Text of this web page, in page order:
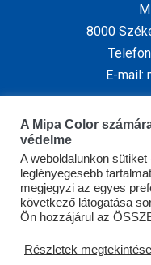
8000
E-mail:
Copyright © 2026
A Mipa Color
védelme
A weboldalunkon
leglényegesebb
megjegyzi az egyes
következő látogatása
Ön hozzájárul az
Részletek megtekintése